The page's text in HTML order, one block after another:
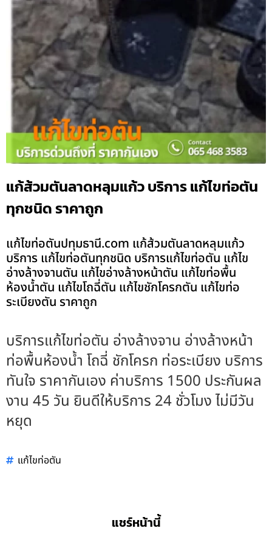
แก้ส้วมตันลาดหลุมแก้ว บริการ แก้ไขท่อตัน
ทุกชนิด ราคาถูก
แก้ไขท่อตันปทุมธานี.com แก้ส้วมตันลาดหลุมแก้ว
บริการ แก้ไขท่อตันทุกชนิด บริการแก้ไขท่อตัน แก้ไข
อ่างล้างจานตัน แก้ไขอ่างล้างหน้าตัน แก้ไขท่อพื้น
ห้องน้ำตัน แก้ไขโถฉี่ตัน แก้ไขชักโครกตัน แก้ไขท่อ
ระเบียงตัน ราคาถูก
บริการแก้ไขท่อตัน อ่างล้างจาน อ่างล้างหน้า
ท่อพื้นห้องน้ำ โถฉี่ ชักโครก ท่อระเบียง บริการ
ทันใจ ราคากันเอง ค่าบริการ 1500 ประกันผล
งาน 45 วัน ยินดีให้บริการ 24 ชั่วโมง ไม่มีวัน
หยุด
แก้ไขท่อตัน
แชร์หน้านี้